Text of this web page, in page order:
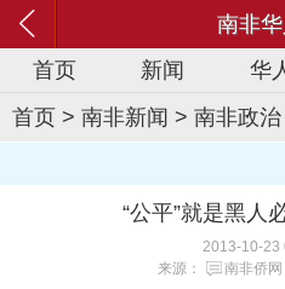
南非
首页
新闻 华
首页 > 南非新闻 > 南非政治
“公平”就是黑人
2013-10-23
来源：
南非侨网